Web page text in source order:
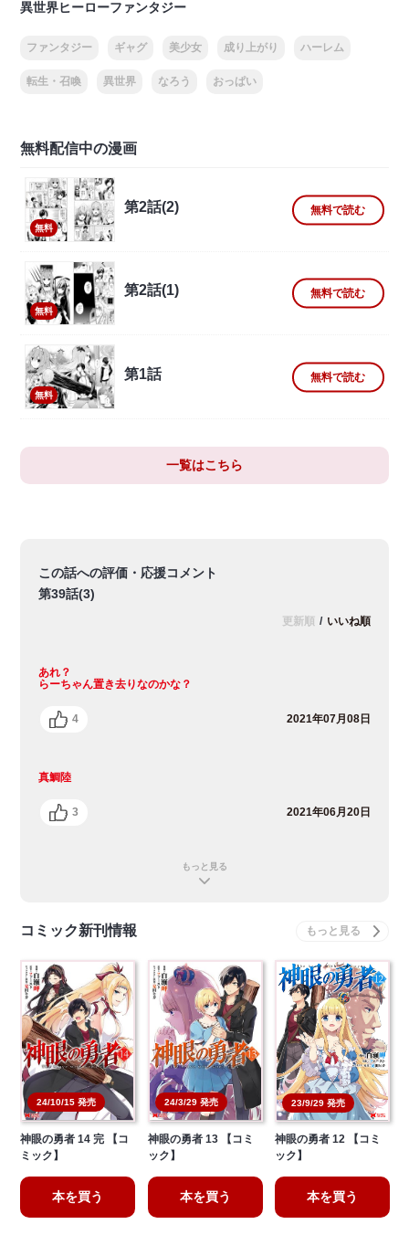
異世界ヒーローファンタジー
ファンタジー ギャグ 美少女 成り上がり ハーレム
転生・召喚 異世界 なろう おっぱい
無料配信中の漫画
無料
第2話(2) 無料で読む
無料
第2話(1) 無料で読む
無料
第1話 無料で読む
一覧はこちら
この話への評価・応援コメント
第39話(3)
更新順 / いいね順
あれ？
らーちゃん置き去りなのかな？
4 2021年07月08日
真鯛陸
3 2021年06月20日
もっと見る
コミック新刊情報
24/10/15 発売
神眼の勇者 14 完 【コ
ミック】
本を買う
24/3/29 発売
神眼の勇者 13 【コミ
ック】
本を買う
23/9/29 発売
神眼の勇者 12 【コミ
ック】
本を買う